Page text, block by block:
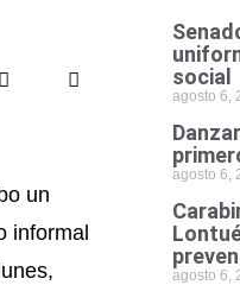
un
informal
social
agosto 6,
agosto 6,
agosto 6,